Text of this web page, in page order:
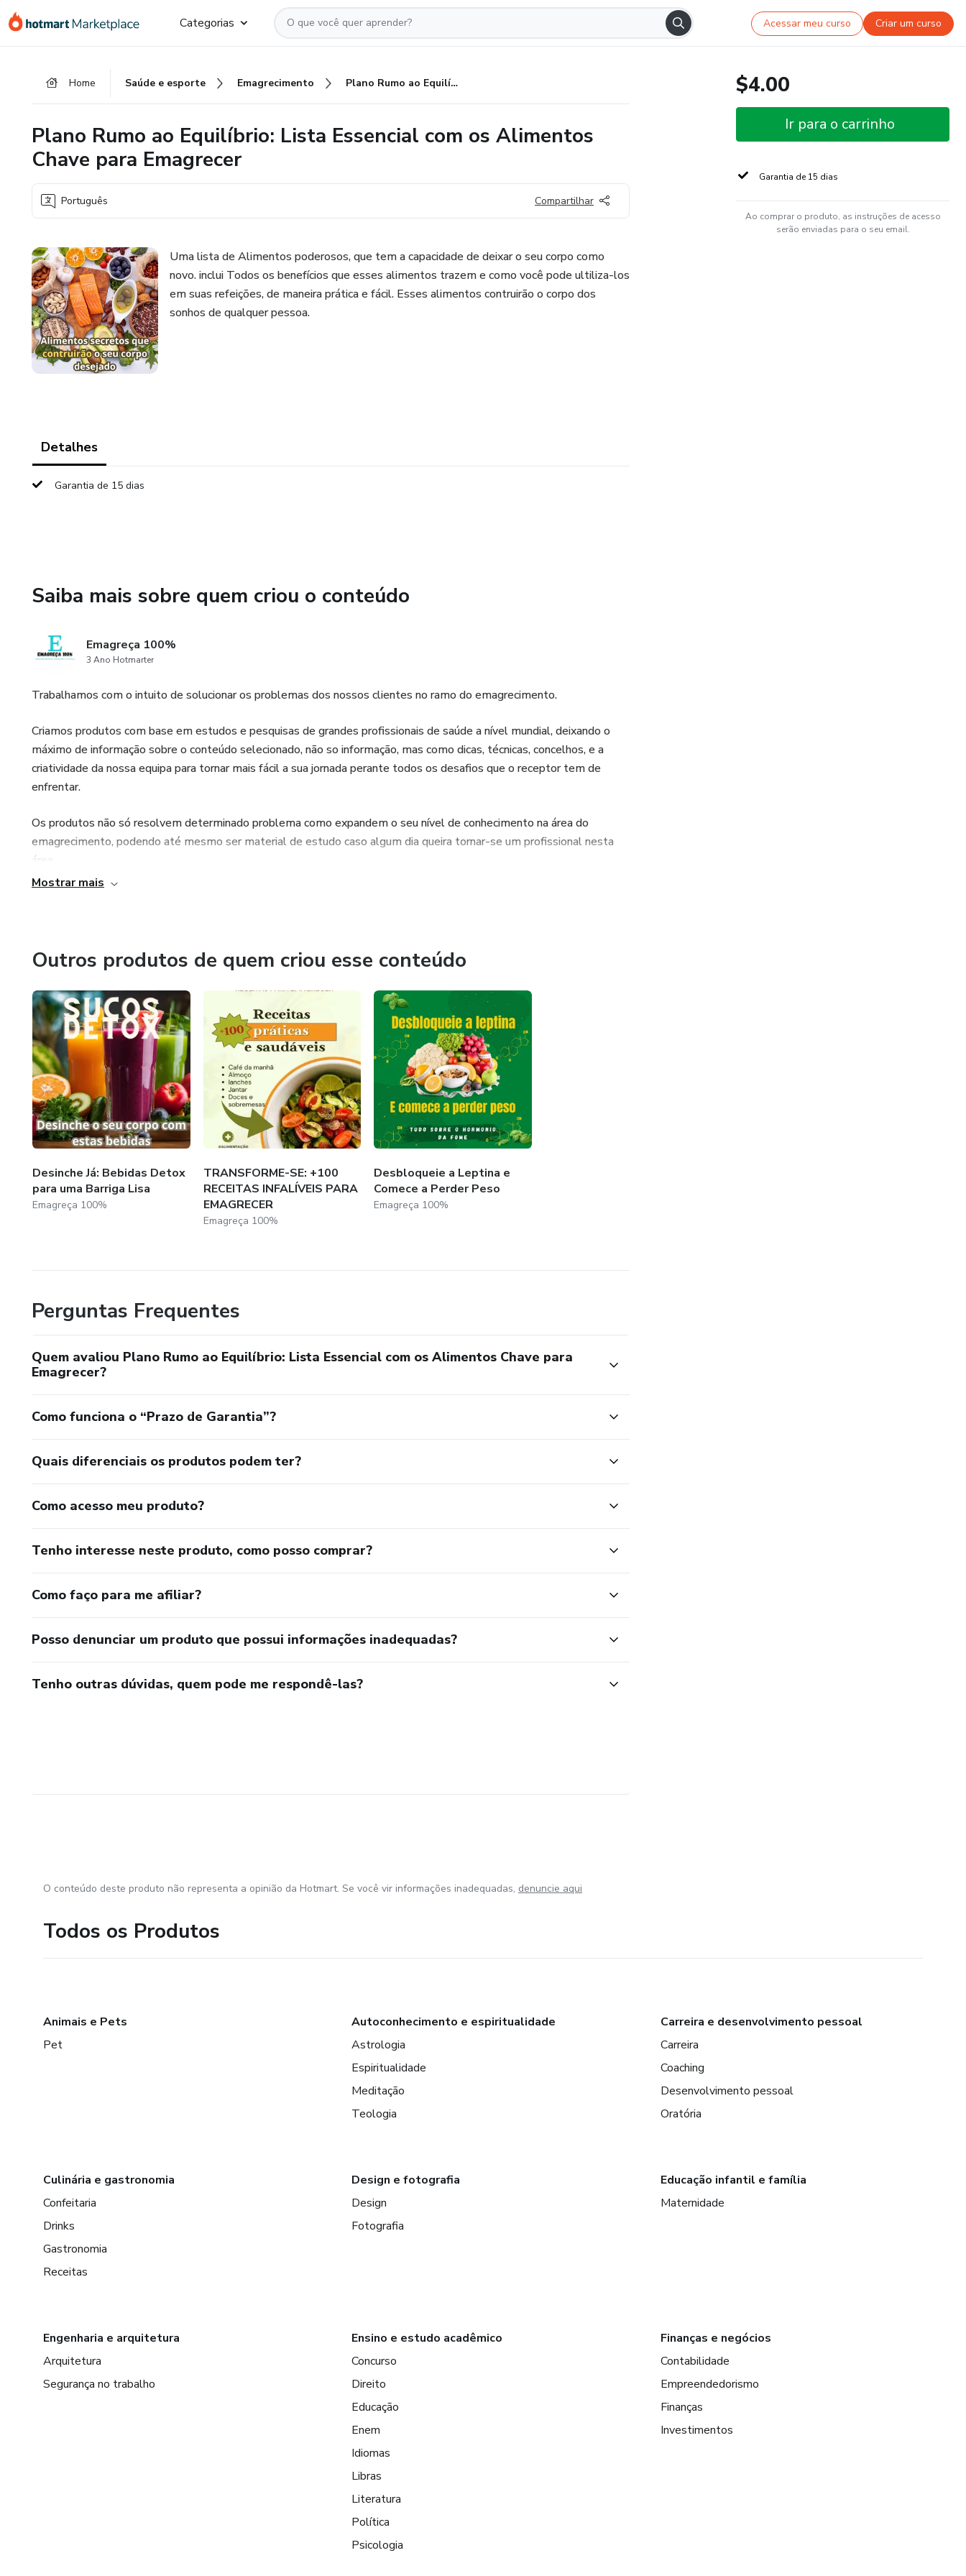
para
para
para
Categorias Acessar meu curso Criar um curso
Home Saúde e esporte Emagrecimento Plano Rumo ao Equilíbrio: Lista Essencial com os Alimentos Chave para Emagrecer
Plano Rumo ao Equilíbrio: Lista Essencial com os Alimentos
Chave para Emagrecer
Português Compartilhar
Uma lista de Alimentos poderosos, que tem a capacidade de deixar o seu corpo como
novo. inclui Todos os benefícios que esses alimentos trazem e como você pode ultiliza-los
em suas refeições, de maneira prática e fácil. Esses alimentos contruirão o corpo dos
sonhos de qualquer pessoa.
Detalhes
Garantia de 15 dias
Saiba mais sobre quem criou o conteúdo
Emagreça 100%
3 Ano Hotmarter
Trabalhamos com o intuito de solucionar os problemas dos nossos clientes no ramo do emagrecimento.
Criamos produtos com base em estudos e pesquisas de grandes profissionais de saúde a nível mundial, deixando o
máximo de informação sobre o conteúdo selecionado, não so informação, mas como dicas, técnicas, concelhos, e a
criatividade da nossa equipa para tornar mais fácil a sua jornada perante todos os desafios que o receptor tem de
enfrentar.
Os produtos não só resolvem determinado problema como expandem o seu nível de conhecimento na área do
emagrecimento, podendo até mesmo ser material de estudo caso algum dia queira tornar-se um profissional nesta
área.
Mostrar mais
Outros produtos de quem criou esse conteúdo
Desinche Já: Bebidas Detox
para uma Barriga Lisa
Emagreça 100%
TRANSFORME-SE: +100
RECEITAS INFALÍVEIS PARA
EMAGRECER
Emagreça 100%
Desbloqueie a Leptina e
Comece a Perder Peso
Emagreça 100%
Perguntas Frequentes
Quem avaliou Plano Rumo ao Equilíbrio: Lista Essencial com os Alimentos Chave para
Emagrecer?
Como funciona o “Prazo de Garantia”?
Quais diferenciais os produtos podem ter?
Como acesso meu produto?
Tenho interesse neste produto, como posso comprar?
Como faço para me afiliar?
Posso denunciar um produto que possui informações inadequadas?
Tenho outras dúvidas, quem pode me respondê-las?
$4.00
Ir para o carrinho
Garantia de 15 dias
Ao comprar o produto, as instruções de acesso
serão enviadas para o seu email.
O conteúdo deste produto não representa a opinião da Hotmart. Se você vir informações inadequadas, denuncie aqui
Todos os Produtos
Animais e Pets
Pet
Autoconhecimento e espiritualidade
Astrologia
Espiritualidade
Meditação
Teologia
Carreira e desenvolvimento pessoal
Carreira
Coaching
Desenvolvimento pessoal
Oratória
Culinária e gastronomia
Confeitaria
Drinks
Gastronomia
Receitas
Design e fotografia
Design
Fotografia
Educação infantil e família
Maternidade
Engenharia e arquitetura
Arquitetura
Segurança no trabalho
Ensino e estudo acadêmico
Concurso
Direito
Educação
Enem
Idiomas
Libras
Literatura
Política
Psicologia
Finanças e negócios
Contabilidade
Empreendedorismo
Finanças
Investimentos